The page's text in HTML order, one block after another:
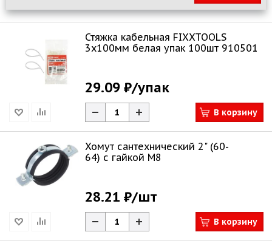
Стяжка кабельная FIXXTOOLS
3х100мм белая упак 100шт 910501
29.09 ₽/упак
В корзину
Хомут сантехнический 2" (60-
64) с гайкой М8
28.21 ₽/шт
В корзину